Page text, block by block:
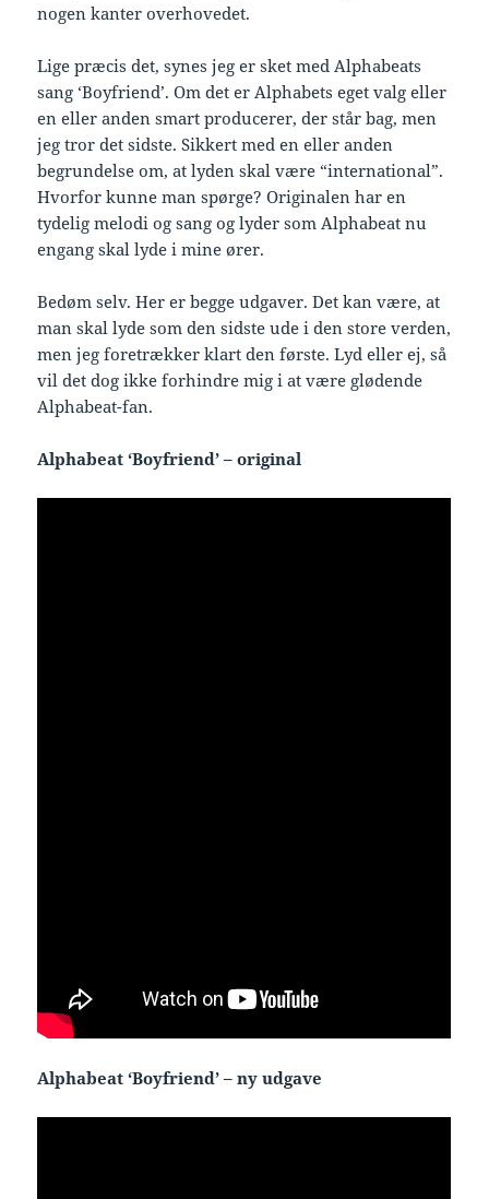
nogen kanter overhovedet.
Lige præcis det, synes jeg er sket med Alphabeats
sang ‘Boyfriend’. Om det er Alphabets eget valg eller
en eller anden smart producerer, der står bag, men
jeg tror det sidste. Sikkert med en eller anden
begrundelse om, at lyden skal være “international”.
Hvorfor kunne man spørge? Originalen har en
tydelig melodi og sang og lyder som Alphabeat nu
engang skal lyde i mine ører.
Bedøm selv. Her er begge udgaver. Det kan være, at
man skal lyde som den sidste ude i den store verden,
men jeg foretrækker klart den første. Lyd eller ej, så
vil det dog ikke forhindre mig i at være glødende
Alphabeat-fan.
Alphabeat ‘Boyfriend’ – original
Alphabeat ‘Boyfriend’ – ny udgave